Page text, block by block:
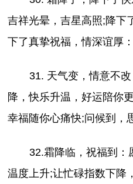
吉祥光晕，吉星高照;降下
下了真挚祝福，情深谊厚
31. 天气变，情意不
降，快乐升温，好运陪你
幸福随你心痛快;问候到，
32.霜降临，祝福到：
温度上升;让忙碌指数下降